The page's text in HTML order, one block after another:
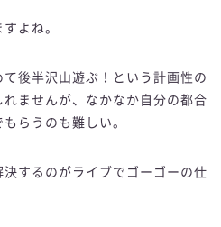
よね。
後半沢山遊ぶ！という計画性の
ませんが、なかなか自分の都合
らうのも難しい。
するのがライブでゴーゴーの仕